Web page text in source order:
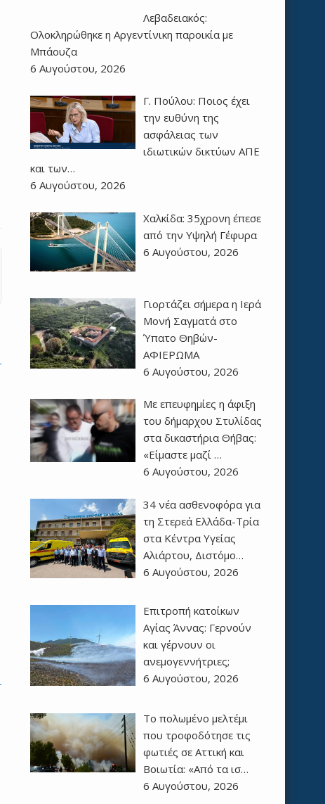
Λεβαδειακός:
Ολοκληρώθηκε η Αργεντίνικη παροικία με
Μπάουζα
6 Αυγούστου, 2026
Γ. Πούλου: Ποιος έχει
την ευθύνη της
ασφάλειας των
ιδιωτικών δικτύων ΑΠΕ
και των…
6 Αυγούστου, 2026
Χαλκίδα: 35χρονη έπεσε
από την Υψηλή Γέφυρα
6 Αυγούστου, 2026
Γιορτάζει σήμερα η Ιερά
Μονή Σαγματά στο
Ύπατο Θηβών-
ΑΦΙΕΡΩΜΑ
6 Αυγούστου, 2026
Με επευφημίες η άφιξη
του δήμαρχου Στυλίδας
στα δικαστήρια Θήβας:
«Είμαστε μαζί …
6 Αυγούστου, 2026
34 νέα ασθενοφόρα για
τη Στερεά Ελλάδα-Τρία
στα Κέντρα Υγείας
Αλιάρτου, Διστόμο…
6 Αυγούστου, 2026
Επιτροπή κατοίκων
Αγίας Άννας: Γερνούν
και γέρνουν οι
ανεμογεννήτριες;
6 Αυγούστου, 2026
Το πολωμένο μελτέμι
που τροφοδότησε τις
φωτιές σε Αττική και
Βοιωτία: «Από τα ισ…
6 Αυγούστου, 2026